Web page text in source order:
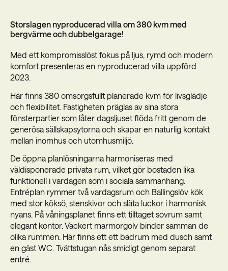
Storslagen nyproducerad villa om 380 kvm med
bergvärme och dubbelgarage!
Med ett kompromisslöst fokus på ljus, rymd och modern
komfort presenteras en nyproducerad villa uppförd
2023.
Här finns 380 omsorgsfullt planerade kvm för livsglädje
och flexibilitet. Fastigheten präglas av sina stora
fönsterpartier som låter dagsljuset flöda fritt genom de
generösa sällskapsytorna och skapar en naturlig kontakt
mellan inomhus och utomhusmiljö.
De öppna planlösningarna harmoniseras med
väldisponerade privata rum, vilket gör bostaden lika
funktionell i vardagen som i sociala sammanhang.
Entréplan rymmer två vardagsrum och Ballingslöv kök
med stor köksö, stenskivor och släta luckor i harmonisk
nyans. På våningsplanet finns ett tilltaget sovrum samt
elegant kontor. Vackert marmorgolv binder samman de
olika rummen. Här finns ett ett badrum med dusch samt
en gäst WC. Tvättstugan nås smidigt genom separat
entré.